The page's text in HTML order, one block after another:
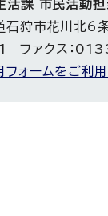
活課 市民活動担
市花川北6
ファクス：
ォームをご利用